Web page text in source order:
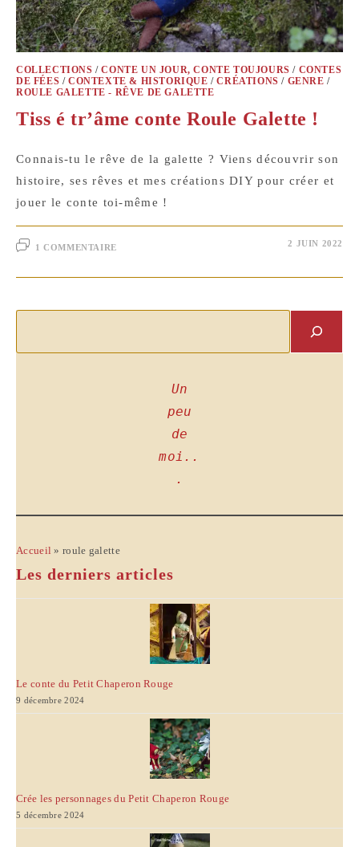
COLLECTIONS /CONTE UN JOUR, CONTE TOUJOURS / CONTES
DE FÉES /CONTEXTE & HISTORIQUE /CRÉATIONS / GENRE /
ROULE GALETTE - RÊVE DE GALETTE
Tiss é tr’âme conte Roule Galette !
Connais-tu le rêve de la galette ? Viens découvrir son
histoire, ses rêves et mes créations DIY pour créer et
jouer le conte toi-même !
1 COMMENTAIRE 2 JUIN 2022
Un
peu
de
moi..
.
Accueil »roule galette
Les derniers articles
Le conte du Petit Chaperon Rouge
9 décembre 2024
Crée les personnages du Petit Chaperon Rouge
5 décembre 2024